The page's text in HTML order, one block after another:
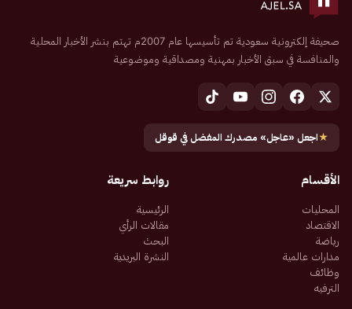
صحيفة إلكترونية سعودية تم تأسيسها عام 2007م تهتم بنشر الأخبار المحلية
والمنافسة في سبق الأخبار بمهنية ومصداقية وموضوعية
★اجعل «عاجل» مصدرك المفضل في قوقل
الأقسام
المحليات
الاقتصاد
رياضة
مدارات عالمية
وظائف
الترفيه
روابط سريعة
الرئيسية
مقالات الرأي
البحث
النشرة البريدية